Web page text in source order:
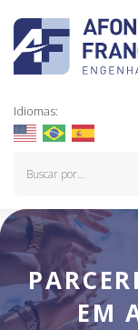
Idiomas:
EM